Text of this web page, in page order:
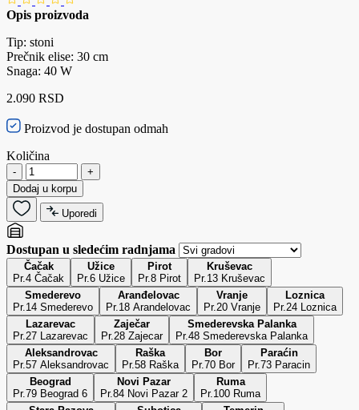
Opis proizvoda
Tip: stoni
Prečnik elise: 30 cm
Snaga: 40 W
2.090 RSD
Proizvod je dostupan odmah
Količina
-
+
Dodaj u korpu
Uporedi
Dostupan u sledećim radnjama
Čačak
Pr.4 Čačak
Užice
Pr.6 Užice
Pirot
Pr.8 Pirot
Kruševac
Pr.13 Kruševac
Smederevo
Pr.14 Smederevo
Aranđelovac
Pr.18 Arandelovac
Vranje
Pr.20 Vranje
Loznica
Pr.24 Loznica
Lazarevac
Pr.27 Lazarevac
Zaječar
Pr.28 Zajecar
Smederevska Palanka
Pr.48 Smederevska Palanka
Aleksandrovac
Pr.57 Aleksandrovac
Raška
Pr.58 Raška
Bor
Pr.70 Bor
Paraćin
Pr.73 Paracin
Beograd
Pr.79 Beograd 6
Novi Pazar
Pr.84 Novi Pazar 2
Ruma
Pr.100 Ruma